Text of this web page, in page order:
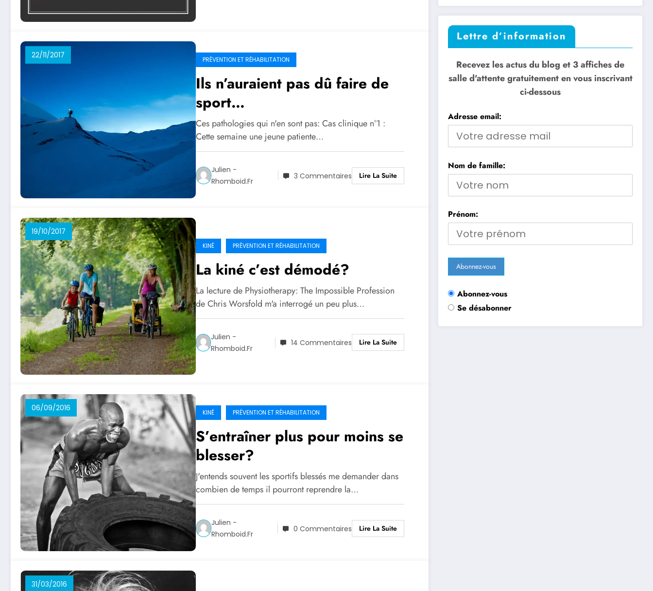
22/11/2017 PRÉVENTION ET RÉHABILITATION
Ils n’auraient pas dû faire de
sport…
Ces pathologies qui n'en sont pas: Cas clinique n°1 :
Cette semaine une jeune patiente…
Julien -
Rhomboid.fr
3 Commentaires Lire La Suite
19/10/2017
KINÉ PRÉVENTION ET RÉHABILITATION
La kiné c’est démodé?
La lecture de Physiotherapy: The Impossible Profession
de Chris Worsfold m'a interrogé un peu plus…
Julien -
Rhomboid.fr
14 Commentaires Lire La Suite
06/09/2016 KINÉ PRÉVENTION ET RÉHABILITATION
S’entraîner plus pour moins se
blesser?
J'entends souvent les sportifs blessés me demander dans
combien de temps il pourront reprendre la…
Julien -
Rhomboid.fr
0 Commentaires Lire La Suite
31/03/2016
Lettre d’information
Recevez les actus du blog et 3 affiches de
salle d'attente gratuitement en vous inscrivant
ci-dessous
Adresse email:
Nom de famille:
Prénom:
Abonnez-vous
Se désabonner